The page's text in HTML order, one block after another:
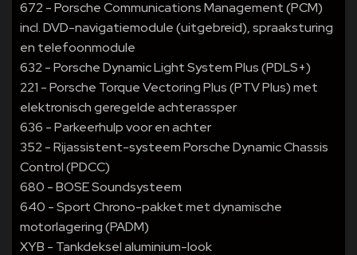
672 - Porsche Communications Management (PCM)
incl. DVD-navigatiemodule (uitgebreid), spraaksturing
en telefoonmodule
632 - Porsche Dynamic Light System Plus (PDLS+)
221 - Porsche Torque Vectoring Plus (PTV Plus) met
elektronisch geregelde achterassper
636 - Parkeerhulp voor en achter
352 - Rijassistent-systeem Porsche Dynamic Chassis
Control (PDCC)
680 - BOSE Soundsysteem
640 - Sport Chrono-pakket met dynamische
motorlagering (PADM)
XYB - Tankdeksel aluminium-look